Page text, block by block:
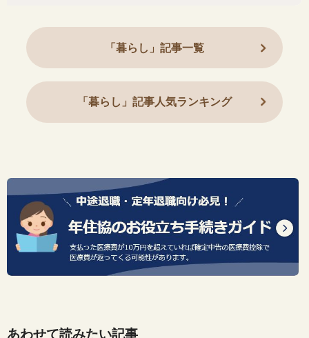
「暮らし」記事一覧
「暮らし」記事人気ランキング
あわせて読みたい記事